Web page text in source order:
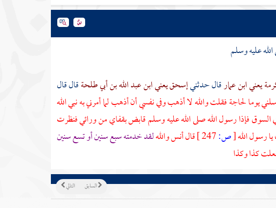
عليه وسلم
يعني ابن عمارقال حدثنيإسحق يعني ابن عبد الله بن أبي طلحةقال قال
لحاجة فقلت والله لا أذهب وفي نفسي أن أذهب لما أمرني به نبي الله
فإذا رسول الله صلى الله عليه وسلم قابض بقفاي من ورائي فنظرت
رسول الله[ص: قالأنسواللهلقد خدمته سبع سنين أو تسع سنين
كذا وكذا
التالي السابق